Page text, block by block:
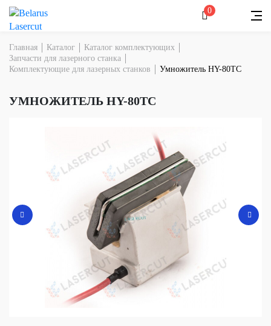
0
Главная Каталог
Каталог комплектующих
Запчасти для лазерного станка
Комплектующие для лазерных станков
Умножитель HY-80TC
УМНОЖИТЕЛЬ HY-80TC